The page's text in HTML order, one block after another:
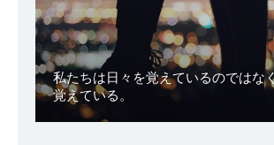
私たちは日々を覚えているのではな
覚えている。